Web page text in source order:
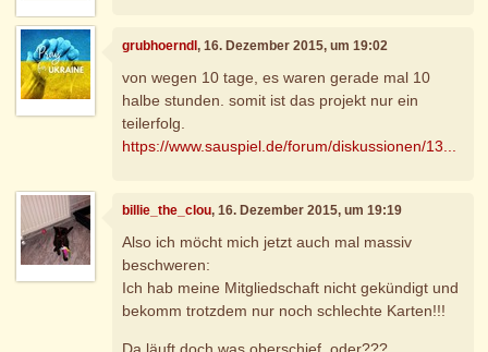
grubhoerndl, 16. Dezember 2015, um 19:02
von wegen 10 tage, es waren gerade mal 10
halbe stunden. somit ist das projekt nur ein
teilerfolg.
https://www.sauspiel.de/forum/diskussionen/13...
billie_the_clou, 16. Dezember 2015, um 19:19
Also ich möcht mich jetzt auch mal massiv
beschweren:
Ich hab meine Mitgliedschaft nicht gekündigt und
bekomm trotzdem nur noch schlechte Karten!!!